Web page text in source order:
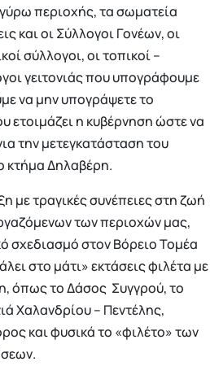
περιοχής, τα σωματεία
και οι Σύλλογοι Γονέων, οι
σύλλογοι, οι τοπικοί –
γειτονιάς που υπογράφουμε
να μην υπογράψετε το
ετοιμάζει η κυβέρνηση ώστε να
την μετεγκατάσταση του
κτήμα Δηλαβέρη.
με τραγικές συνέπειες στη ζωή
των περιοχών μας,
σχεδιασμό στον Βόρειο Τομέα
στο μάτι» εκτάσεις φιλέτα με
όπως το Δάσος Συγγρού, το
Χαλανδρίου – Πεντέλης,
και φυσικά το «φιλέτο» των